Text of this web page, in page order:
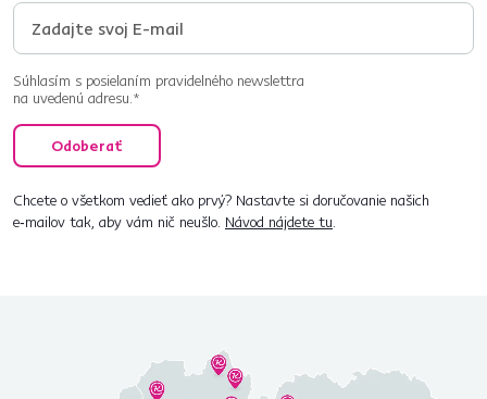
Súhlasím s posielaním pravidelného newslettra
na uvedenú adresu.*
Odoberať
Chcete o všetkom vedieť ako prvý? Nastavte si doručovanie našich
e‑mailov tak, aby vám nič neušlo. Návod nájdete tu.